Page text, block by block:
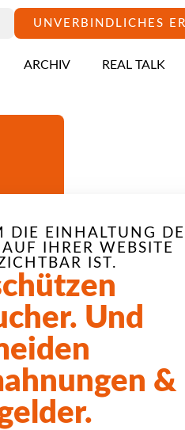
UNVERBINDLICHES
ARCHIV REAL TALK
DIE EINHALTUNG
AUF IHRER WEBSITE
IST.
Und
&